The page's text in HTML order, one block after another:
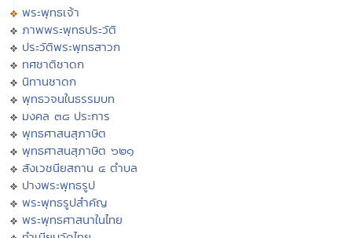
พระพุทธเจ้า
ภาพพระพุทธประวัติ
ประวัติพระพุทธสาวก
ทศชาติชาดก
นิทานชาดก
พุทธวจนในธรรมบท
มงคล ๓๘ ประการ
พุทธศาสนสุภาษิต
พุทธศาสนสุภาษิต ๖๒๑
สังเวชนียสถาน ๔ ตำบล
ปางพระพุทธรูป
พระพุทธรูปสำคัญ
พระพุทธศาสนาในไทย